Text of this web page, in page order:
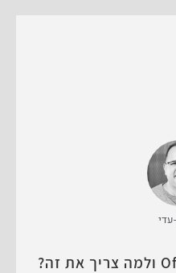
עדי
מה זה בכלל Off-Canvas ולמה צריך את זה?